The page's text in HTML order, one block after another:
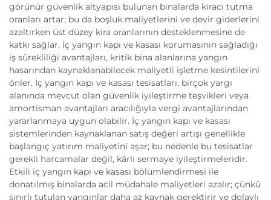
görünür güvenlik altyapısı bulunan binalarda kiracı tutma
oranları artar; bu da boşluk maliyetlerini ve devir giderlerini
azaltırken üst düzey kira oranlarının desteklenmesine de
katkı sağlar. İç yangın kapı ve kasası korumasının sağladığı
iş sürekliliği avantajları, kritik bina alanlarına yangın
hasarından kaynaklanabilecek maliyetli işletme kesintilerini
önler. İç yangın kapı ve kasası tesisatları, birçok yargı
alanında mevcut olan güvenlik iyileştirme teşvikleri veya
amortisman avantajları aracılığıyla vergi avantajlarından
yararlanmaya uygun olabilir. İç yangın kapı ve kasası
sistemlerinden kaynaklanan satış değeri artışı genellikle
başlangıç yatırım maliyetini aşar; bu nedenle bu tesisatlar
gerekli harcamalar değil, kârlı sermaye iyileştirmeleridir.
Etkili iç yangın kapı ve kasası bölümlendirmesi ile
donatılmış binalarda acil müdahale maliyetleri azalır; çünkü
sınırlı tutulan yangınlar daha az kaynak gerektirir ve dolaylı